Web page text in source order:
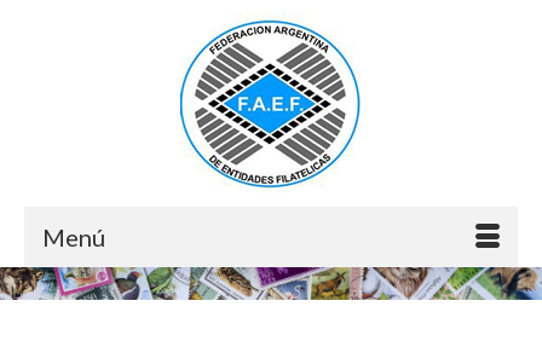
Menú